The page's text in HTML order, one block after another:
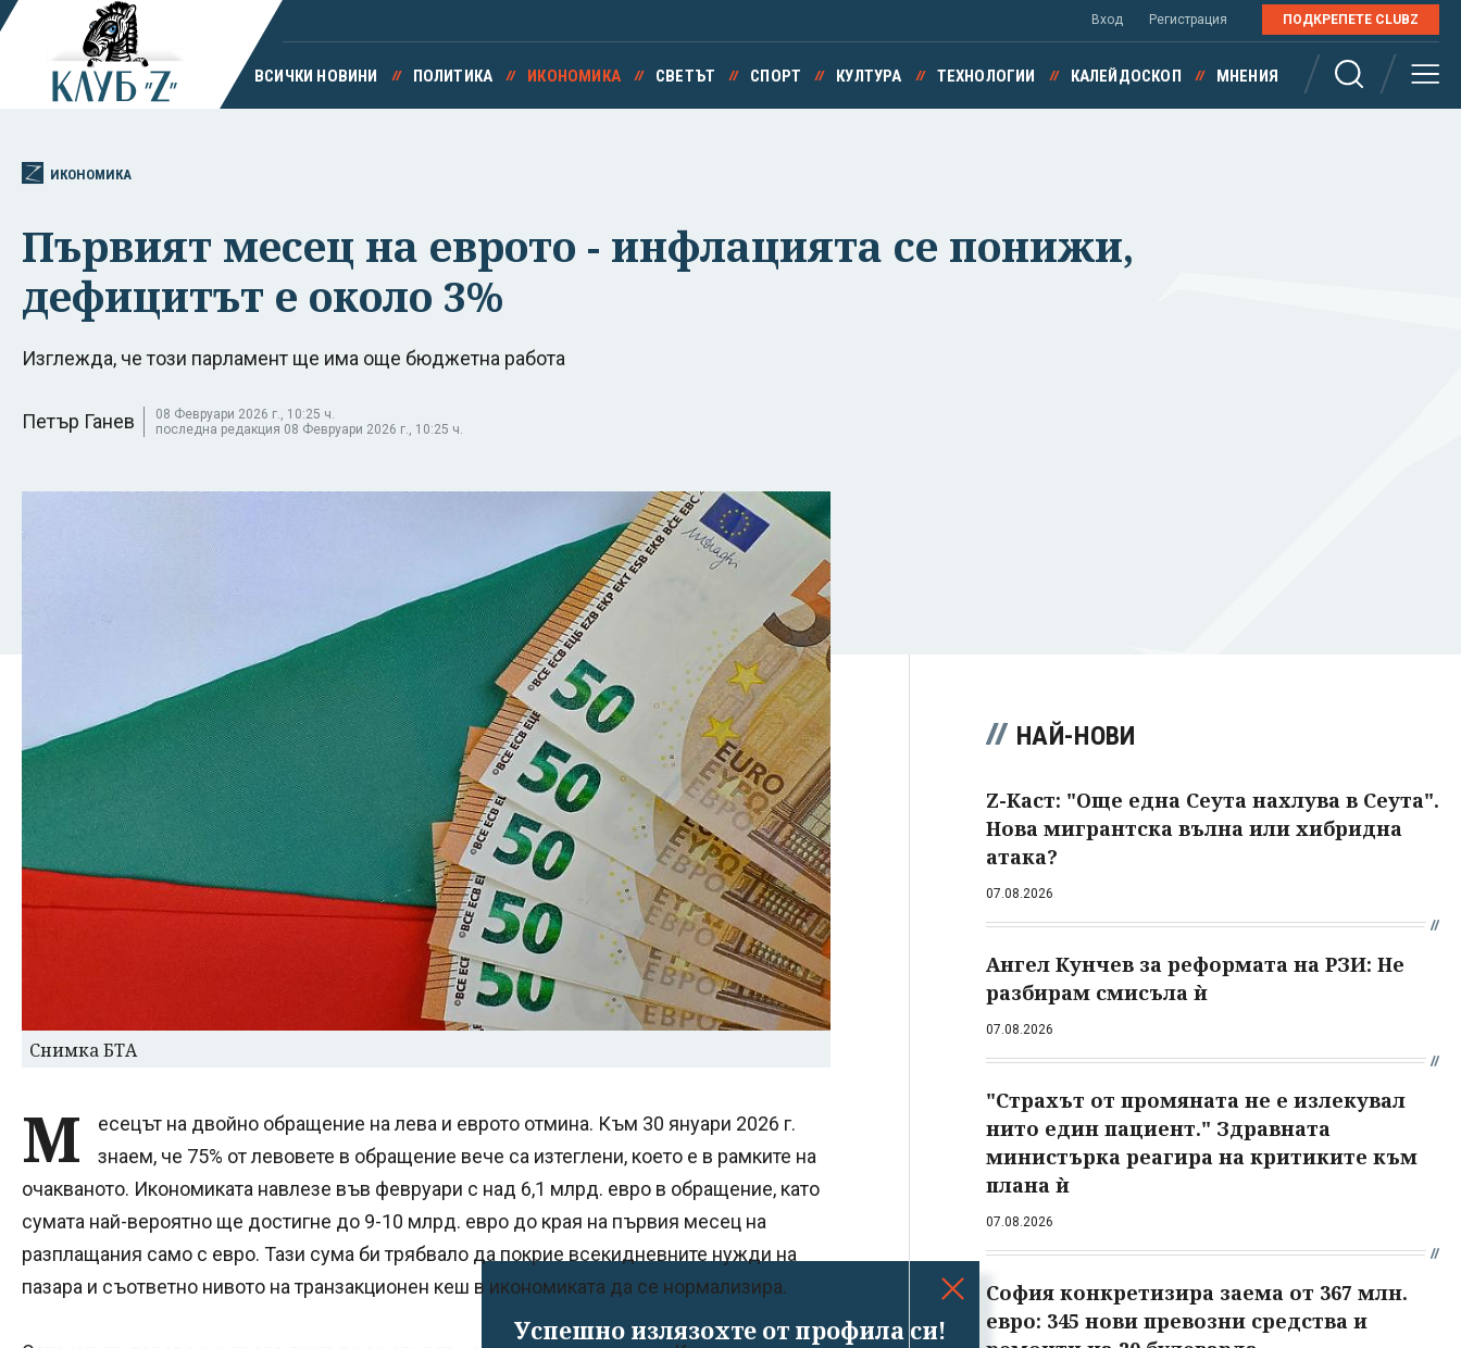
Успешно излязохте от профила си!
Вход Регистрация ПОДКРЕПЕТЕ CLUBZ
ВСИЧКИ НОВИНИ ПОЛИТИКА ИКОНОМИКА СВЕТЪТ СПОРТ КУЛТУРА ТЕХНОЛОГИИ КАЛЕЙДОСКОП МНЕНИЯ
ИКОНОМИКА
Първият месец на еврото - инфлацията се понижи,
дефицитът е около 3%
Изглежда, че този парламент ще има още бюджетна работа
Петър Ганев
08 Февруари 2026 г., 10:25 ч.
последна редакция 08 Февруари 2026 г., 10:25 ч.
Снимка БТА
М
есецът на двойно обращение на лева и еврото отмина. Към 30 януари 2026 г.
знаем, че 75% от левовете в обращение вече са изтеглени, което е в рамките на
очакваното. Икономиката навлезе във февруари с над 6,1 млрд. евро в обращение, като
сумата най-вероятно ще достигне до 9-10 млрд. евро до края на първия месец на
разплащания само с евро. Тази сума би трябвало да покрие всекидневните нужди на
пазара и съответно нивото на транзакционен кеш в икономиката да се нормализира.
НАЙ-НОВИ
Z-Каст: "Още една Сеута нахлува в Сеута".
Нова мигрантска вълна или хибридна
атака?
07.08.2026
Ангел Кунчев за реформата на РЗИ: Не
разбирам смисъла ѝ
07.08.2026
"Страхът от промяната не е излекувал
нито един пациент." Здравната
министърка реагира на критиките към
плана ѝ
07.08.2026
София конкретизира заема от 367 млн.
евро: 345 нови превозни средства и